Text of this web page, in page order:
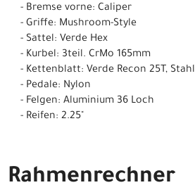
- Bremse vorne: Caliper
- Griffe: Mushroom-Style
- Sattel: Verde Hex
- Kurbel: 3teil. CrMo 165mm
- Kettenblatt: Verde Recon 25T, Stahl
- Pedale: Nylon
- Felgen: Aluminium 36 Loch
- Reifen: 2.25"
Rahmenrechner